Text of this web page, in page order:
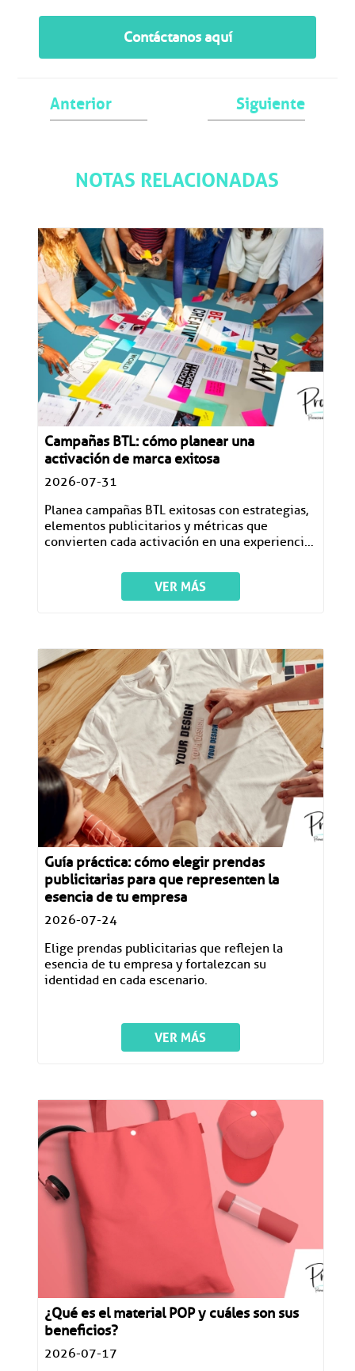
Contáctanos aquí
Anterior Siguiente
NOTAS RELACIONADAS
Campañas BTL: cómo planear una
activación de marca exitosa
2026-07-31
Planea campañas BTL exitosas con estrategias,
elementos publicitarios y métricas que
convierten cada activación en una experiencia
VER MÁS
Guía práctica: cómo elegir prendas
publicitarias para que representen la
esencia de tu empresa
2026-07-24
Elige prendas publicitarias que reflejen la
esencia de tu empresa y fortalezcan su
identidad en cada escenario.
VER MÁS
¿Qué es el material POP y cuáles son sus
beneficios?
2026-07-17